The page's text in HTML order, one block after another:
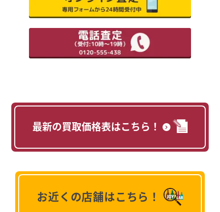
最新の買取価格表はこちら！
お近くの店舗はこちら！